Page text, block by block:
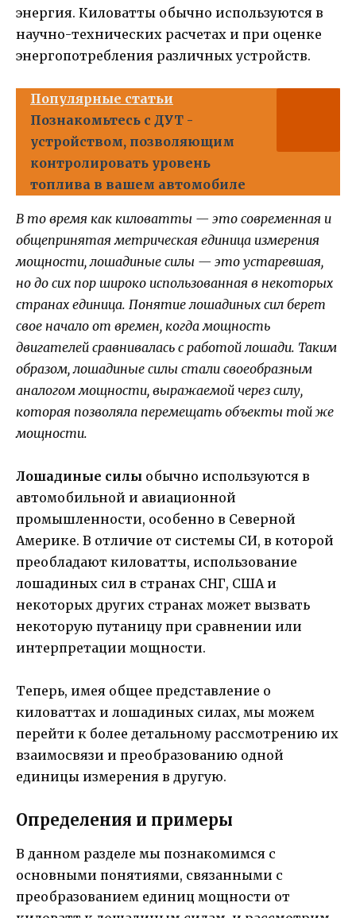
энергия. Киловатты обычно используются в
научно-технических расчетах и при оценке
энергопотребления различных устройств.
Популярные статьи
Познакомьтесь с ДУТ -
устройством, позволяющим
контролировать уровень
топлива в вашем автомобиле
В то время как киловатты — это современная и
общепринятая метрическая единица измерения
мощности, лошадиные силы — это устаревшая,
но до сих пор широко использованная в некоторых
странах единица. Понятие лошадиных сил берет
свое начало от времен, когда мощность
двигателей сравнивалась с работой лошади. Таким
образом, лошадиные силы стали своеобразным
аналогом мощности, выражаемой через силу,
которая позволяла перемещать объекты той же
мощности.
Лошадиные силы обычно используются в
автомобильной и авиационной
промышленности, особенно в Северной
Америке. В отличие от системы СИ, в которой
преобладают киловатты, использование
лошадиных сил в странах СНГ, США и
некоторых других странах может вызвать
некоторую путаницу при сравнении или
интерпретации мощности.
Теперь, имея общее представление о
киловаттах и лошадиных силах, мы можем
перейти к более детальному рассмотрению их
взаимосвязи и преобразованию одной
единицы измерения в другую.
Определения и примеры
В данном разделе мы познакомимся с
основными понятиями, связанными с
преобразованием единиц мощности от